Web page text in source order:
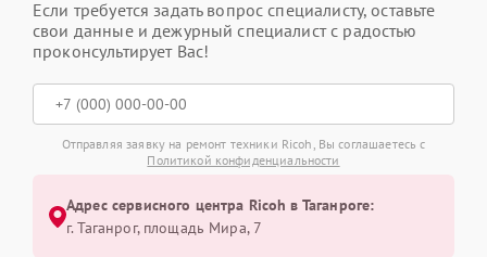
Если требуется задать вопрос специалисту, оставьте
свои данные и дежурный специалист с радостью
проконсультирует Вас!
Отправляя заявку на ремонт техники Ricoh, Вы соглашаетесь с
Политикой конфиденциальности
Адрес сервисного центра Ricoh в Таганроге:
г. Таганрог, площадь Мира, 7